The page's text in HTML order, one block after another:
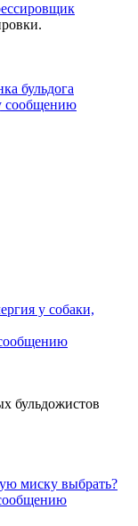
бульдога
сообщению
у собаки,
бульдожистов
миску выбрать?